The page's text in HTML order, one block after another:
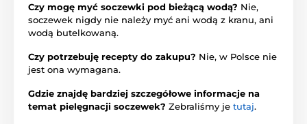
Czy mogę myć soczewki pod bieżącą wodą? Nie,
soczewek nigdy nie należy myć ani wodą z kranu, ani
wodą butelkowaną.
Czy potrzebuję recepty do zakupu? Nie, w Polsce nie
jest ona wymagana.
Gdzie znajdę bardziej szczegółowe informacje na
temat pielęgnacji soczewek? Zebraliśmy je tutaj.